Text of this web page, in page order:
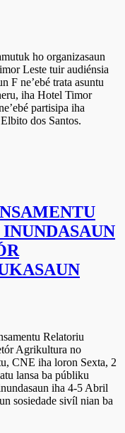
ho organizasaun
Leste tuir audiénsia
F ne’ebé trata asuntu
iha Hotel Timor
partisipa iha
dos Santos.
Relatoriu
Agrikultura no
CNE iha loron Sexta, 2
lansa ba públiku
iha 4-5 Abril
sosiedade sivíl nian ba